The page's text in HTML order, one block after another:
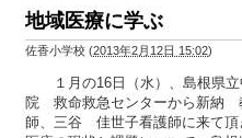
地域医療に学ぶ
佐香小学校 (2013年2月12日 15:02)
１月の16日（水）、島根県立
院 救命救急センターから新納
師、三谷 佳世子看護師に来て頂